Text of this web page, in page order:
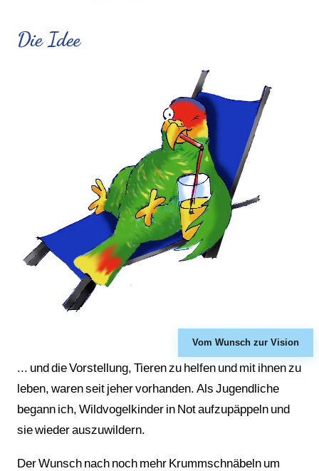
Die Idee
... und die Vorstellung, Tieren zu helfen und mit ihnen zu
leben, waren seit jeher vorhanden. Als Jugendliche
begann ich, Wildvogelkinder in Not aufzupäppeln und
sie wieder auszuwildern.
Der Wunsch nach noch mehr Krummschnäbeln um
Vom Wunsch zur Vision